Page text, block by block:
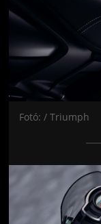
Fotó: / Triumph